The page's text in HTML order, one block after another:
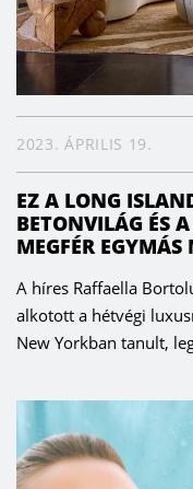
2023. ÁPRILIS 19.
EZ A LONG
BETONVILÁG ÉS A
MEGFÉR EGYMÁS
A híres Raffaella
alkotott a hétvégi
New Yorkban tanult,